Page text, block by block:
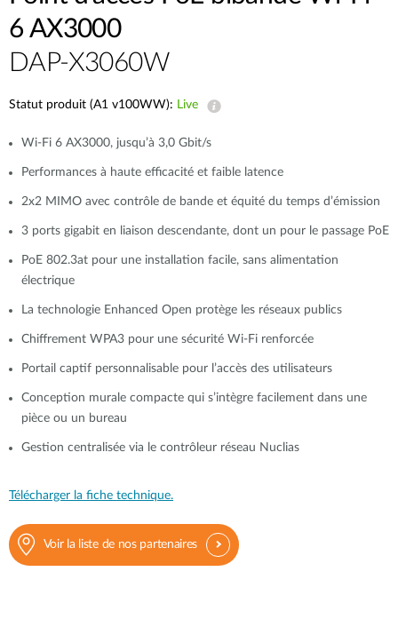
6 AX3000
DAP-X3060W
Statut produit (A1 v100WW): Live
Wi-Fi 6 AX3000, jusqu’à 3,0 Gbit/s
Performances à haute efficacité et faible latence
2x2 MIMO avec contrôle de bande et équité du temps d’émission
3 ports gigabit en liaison descendante, dont un pour le passage PoE
PoE 802.3at pour une installation facile, sans alimentation
électrique
La technologie Enhanced Open protège les réseaux publics
Chiffrement WPA3 pour une sécurité Wi-Fi renforcée
Portail captif personnalisable pour l’accès des utilisateurs
Conception murale compacte qui s’intègre facilement dans une
pièce ou un bureau
Gestion centralisée via le contrôleur réseau Nuclias
Télécharger la fiche technique.
Voir la liste de nos partenaires